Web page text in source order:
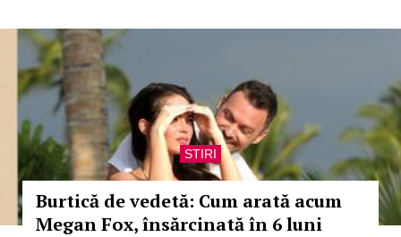
STIRI
Burtică de vedetă: Cum arată acum
Megan Fox, însărcinată în 6 luni